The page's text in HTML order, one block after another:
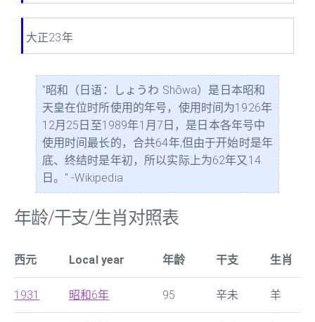
大正23年
"昭和（日语：しょうわ Shōwa）是日本昭和
天皇在位时所使用的年号，使用时间为1926年
12月25日至1989年1月7日，是日本各年号中
使用时间最长的，合共64年;但由于开始时是年
底、终结时是年初，所以实际上为62年又14
日。" -Wikipedia
年龄/干支/生肖对照表
西元 Local year 年龄 干支 生肖
1931 昭和6年 95 辛未 羊